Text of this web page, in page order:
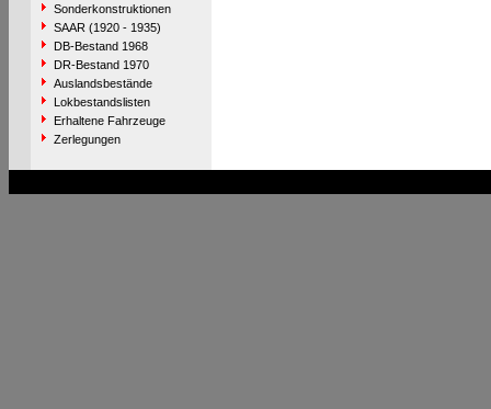
Sonderkonstruktionen
SAAR (1920 - 1935)
DB-Bestand 1968
DR-Bestand 1970
Auslandsbestände
Lokbestandslisten
Erhaltene Fahrzeuge
Zerlegungen